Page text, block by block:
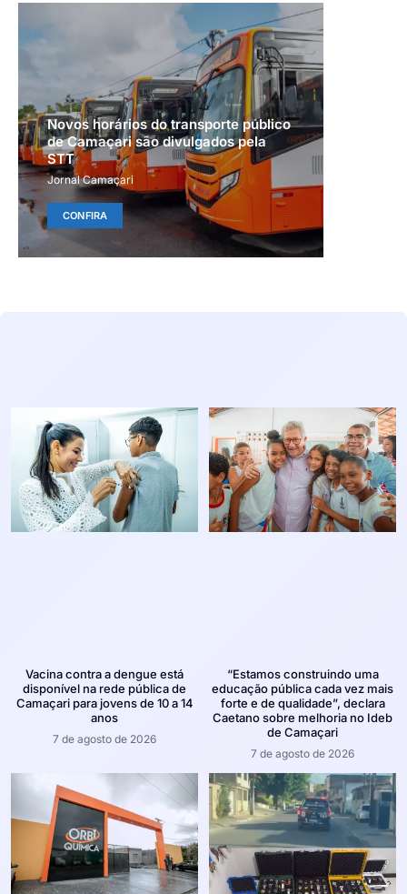
Novos horários do transporte público
de Camaçari são divulgados pela
STT
Jornal Camaçari
CONFIRA
Vacina contra a dengue está
disponível na rede pública de
Camaçari para jovens de 10 a 14
anos
7 de agosto de 2026
“Estamos construindo uma
educação pública cada vez mais
forte e de qualidade”, declara
Caetano sobre melhoria no Ideb
de Camaçari
7 de agosto de 2026